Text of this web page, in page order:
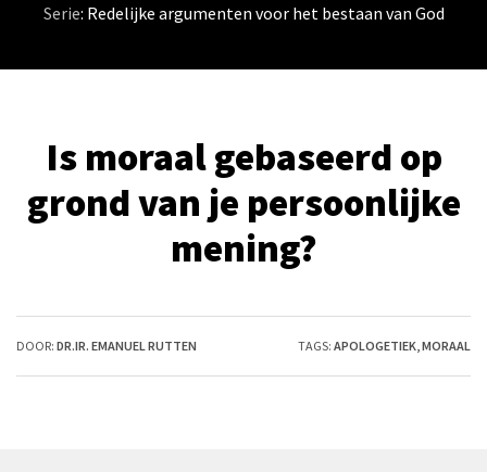
Serie: Redelijke argumenten voor het bestaan van God
Is moraal gebaseerd op
grond van je persoonlijke
mening?
DOOR: DR.IR. EMANUEL RUTTEN TAGS: APOLOGETIEK MORAAL